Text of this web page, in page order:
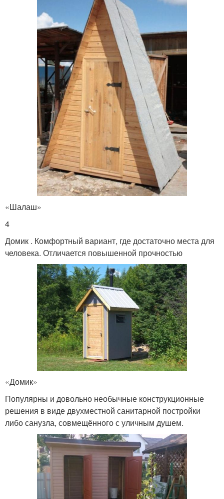
«Шалаш»
4
Домик . Комфортный вариант, где достаточно места для
человека. Отличается повышенной прочностью
«Домик»
Популярны и довольно необычные конструкционные
решения в виде двухместной санитарной постройки
либо санузла, совмещённого с уличным душем.